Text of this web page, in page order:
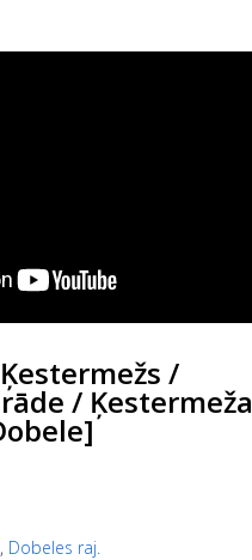
/
/ Ķestermeža
, Dobeles raj.